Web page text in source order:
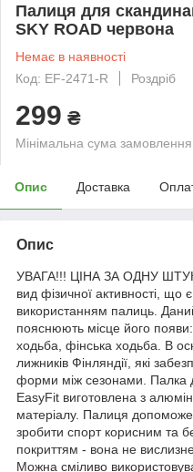
Палиця для
SKY ROAD червона
Немає в наявності
Код: EF-2471-R
Роздріб
299 ₴
Мінімальна сума
Опис Доставка
Опис
УВАГА!!! ЦІНА ЗА ОДНУ
вид фізичної активності,
використанням палиць.
пояснюють місце його
ходьба, фінська ходьба. В
лижників Фінляндії, які
форми між сезонами. Палка
EasyFit виготовлена з
матеріалу. Палиця
зробити спорт корисним та
покриттям - вона не вислизне
Можна сміливо